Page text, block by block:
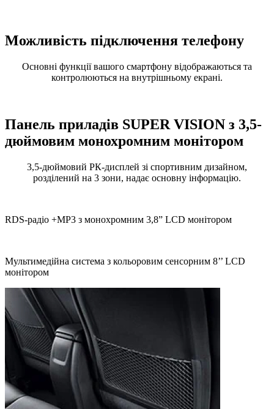
Можливість підключення телефону
Основні функції вашого смартфону відображаються та
контролюються на внутрішньому екрані.
Панель приладів SUPER VISION з 3,5-
дюймовим монохромним монітором
3,5-дюймовий РК-дисплей зі спортивним дизайном,
розділений на 3 зони, надає основну інформацію.
RDS-радіо +MP3 з монохромним 3,8” LCD монітором
Мультимедійна система з кольоровим сенсорним 8’’ LCD
монітором